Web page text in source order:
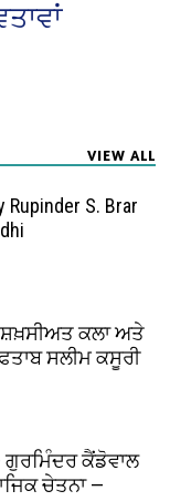
VIEW ALL
Rupinder S. Brar
ਕਲਾ ਅਤੇ
ਸਲੀਮ ਕਸੂਰੀ
ਗੁਰਮਿੰਦਰ ਕੈਂਡੋਵਾਲ
ਚੇਤਨਾ —